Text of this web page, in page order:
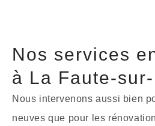
Nos services
à La Faute-
Nous intervenons aussi bien
neuves que pour les